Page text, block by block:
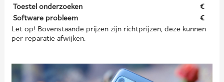
Toestel onderzoeken
€
Software probleem
€
Let op! Bovenstaande prijzen zijn richtprijzen, deze kunnen
per reparatie afwijken.